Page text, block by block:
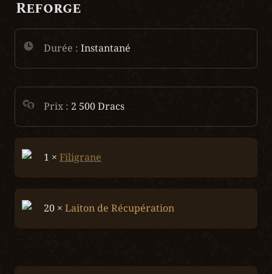
Reforge
Durée : Instantané
Prix : 2 500 Dracs
1 × Filigrane
20 × Laiton de Récupération